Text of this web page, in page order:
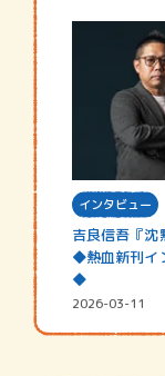
インタビュー
吉良信吾『沈
◆熱血新刊イ
◆
2026-03-11